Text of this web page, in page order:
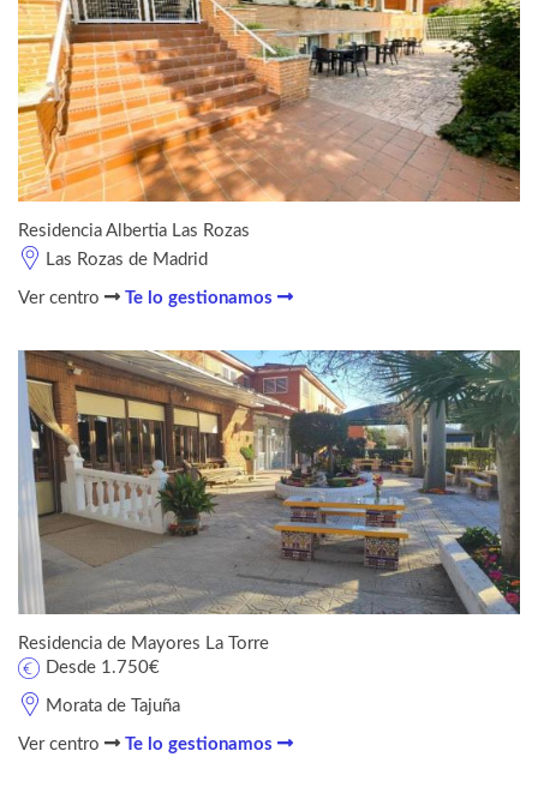
Residencia Albertia Las Rozas
Las Rozas de Madrid
Ver centro Te lo gestionamos
Residencia de Mayores La Torre
Morata de Tajuña
Desde 1.750€
Ver centro Te lo gestionamos